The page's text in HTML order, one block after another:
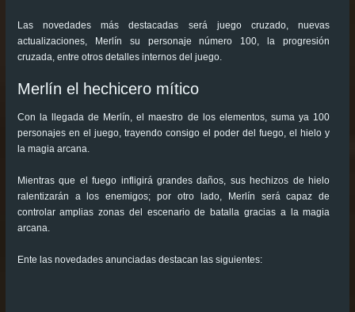
Las novedades más destacadas será juego cruzado, nuevas
actualizaciones, Merlín su personaje número 100, la progresión
cruzada, entre otros detalles internos del juego.
Merlín el hechicero mítico
Con la llegada de Merlín, el maestro de los elementos, suma ya 100
personajes en el juego, trayendo consigo el poder del fuego, el hielo y
la magia arcana.
Mientras que el fuego infligirá grandes daños, sus hechizos de hielo
ralentizarán a los enemigos; por otro lado, Merlín será capaz de
controlar amplias zonas del escenario de batalla gracias a la magia
arcana.
Ente las novedades anunciadas destacan las siguientes: